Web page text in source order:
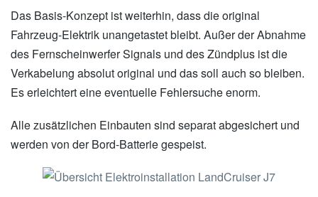
Das Basis-Konzept ist weiterhin, dass die original
Fahrzeug-Elektrik unangetastet bleibt. Außer der Abnahme
des Fernscheinwerfer Signals und des Zündplus ist die
Verkabelung absolut original und das soll auch so bleiben.
Es erleichtert eine eventuelle Fehlersuche enorm.
Alle zusätzlichen Einbauten sind separat abgesichert und
werden von der Bord-Batterie gespeist.